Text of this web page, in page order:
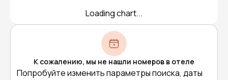
Loading chart...
К сожалению, мы не нашли номеров в отеле
Попробуйте изменить параметры поиска, даты